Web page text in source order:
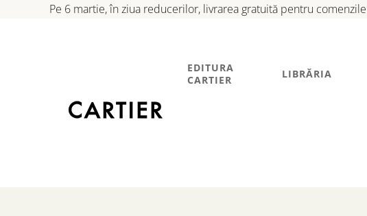
Pe 6 martie, în ziua reducerilor, livrarea gratuită pentru
EDITURA
CARTIER
LIBRĂRIA